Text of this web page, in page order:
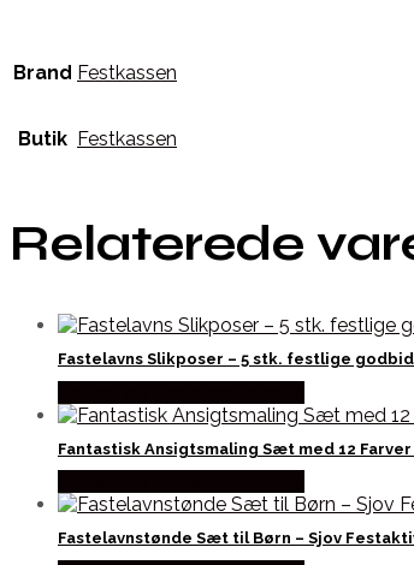
Brand Festkassen
Butik Festkassen
Relaterede
Fastelavns Slikposer – 5 stk. festlige
Fantastisk Ansigtsmaling Sæt med 12
Fastelavnstønde Sæt til Børn – Sjov